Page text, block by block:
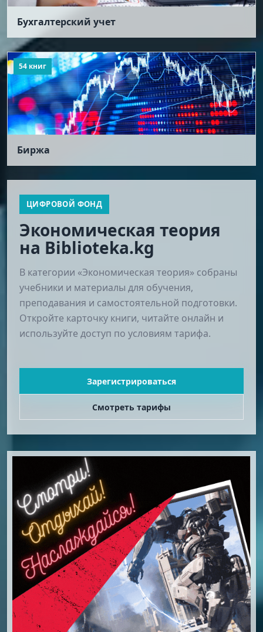
Бухгалтерский учет
54 книг
Биржа
ЦИФРОВОЙ ФОНД
Экономическая теория
на Biblioteka.kg
В категории «Экономическая теория» собраны
учебники и материалы для обучения,
преподавания и самостоятельной подготовки.
Откройте карточку книги, читайте онлайн и
используйте доступ по условиям тарифа.
Зарегистрироваться
Смотреть тарифы